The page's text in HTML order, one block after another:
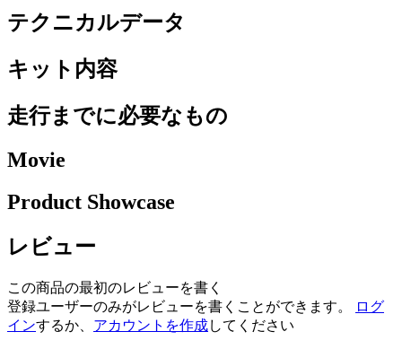
テクニカルデータ
キット内容
走行までに必要なもの
Movie
Product Showcase
レビュー
この商品の最初のレビューを書く
登録ユーザーのみがレビューを書くことができます。
ログ
インするか、 アカウントを作成してください